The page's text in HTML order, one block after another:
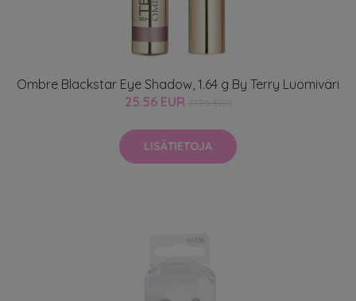
Ombre Blackstar Eye Shadow, 1.64 g By Terry Luomiväri
25.56 EUR
LISÄTIETOJA